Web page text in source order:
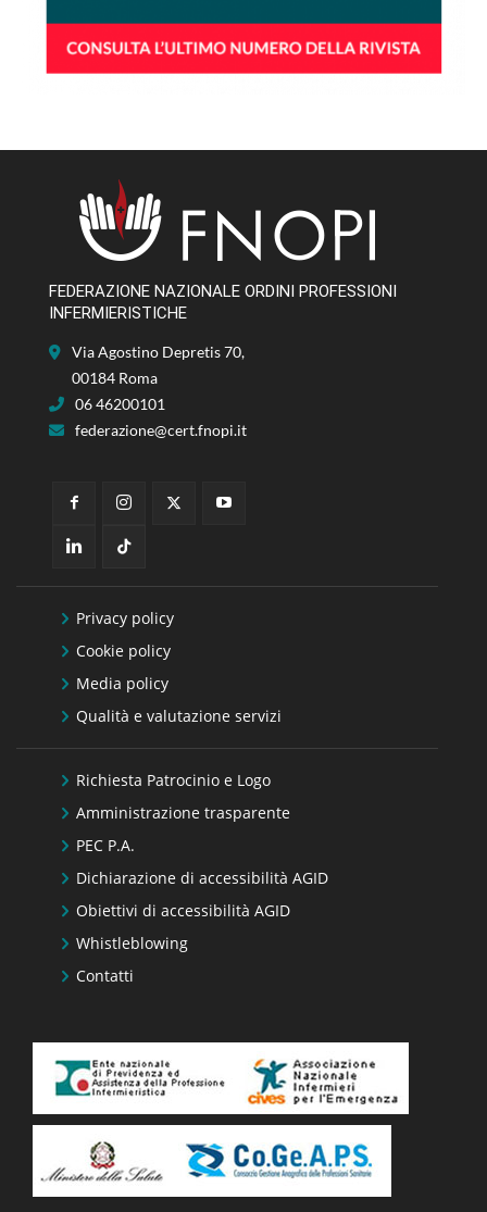
FEDERAZIONE NAZIONALE ORDINI PROFESSIONI
INFERMIERISTICHE
Via Agostino Depretis 70,
00184 Roma
06 46200101
federazione@cert.fnopi.it
Privacy policy
Cookie policy
Media policy
Qualità e valutazione servizi
Richiesta Patrocinio e Logo
Amministrazione trasparente
PEC P.A.
Dichiarazione di accessibilità AGID
Obiettivi di accessibilità AGID
Whistleblowing
Contatti